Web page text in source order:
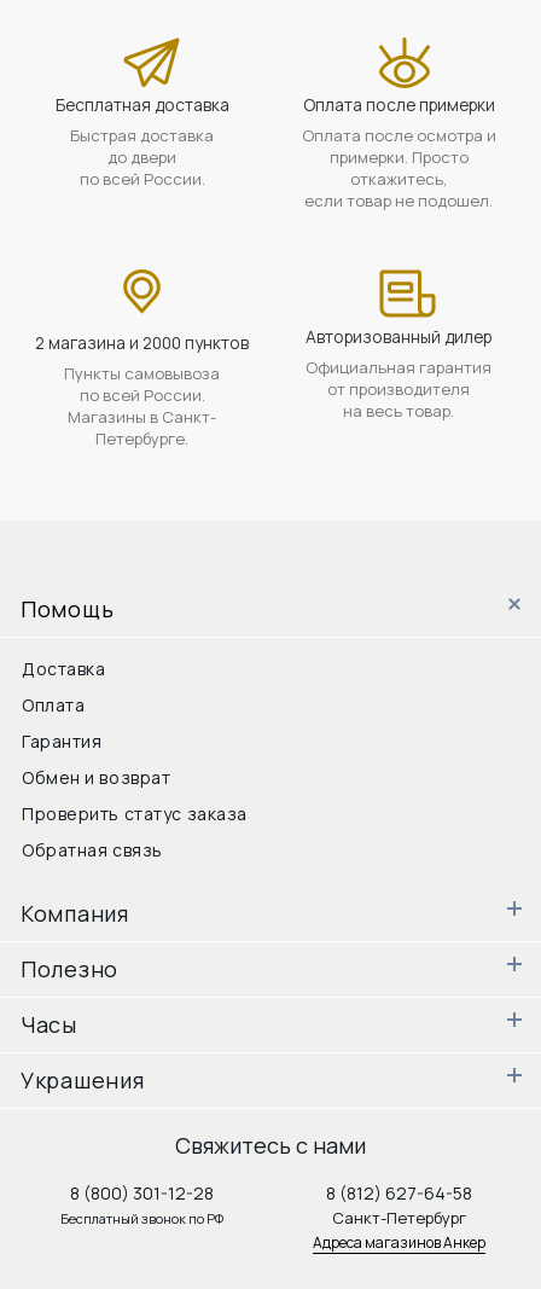
Бесплатная доставка
Быстрая доставка
до двери
по всей России.
Оплата после примерки
Оплата после осмотра и
примерки. Просто
откажитесь,
если товар не подошел.
2 магазина и 2000 пунктов
Пункты самовывоза
по всей России.
Магазины в Санкт-
Петербурге.
Авторизованный дилер
Официальная гарантия
от производителя
на весь товар.
Помощь
Доставка
Оплата
Гарантия
Обмен и возврат
Проверить статус заказа
Обратная связь
Компания
Полезно
Часы
Украшения
Свяжитесь с нами
8 (800) 301-12-28
Бесплатный звонок по РФ
8 (812) 627-64-58
Санкт-Петербург
Адреса магазинов Анкер